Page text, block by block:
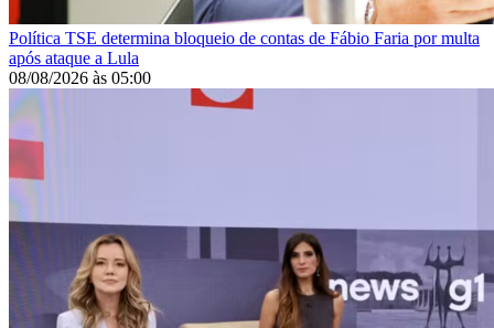
Política TSE determina bloqueio de contas de Fábio Faria por multa
após ataque a Lula
08/08/2026 às 05:00